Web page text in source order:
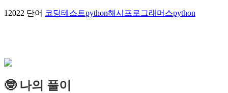
12022 단어 코딩테스트python해시 프로그래머스python
🤓 나의 풀이